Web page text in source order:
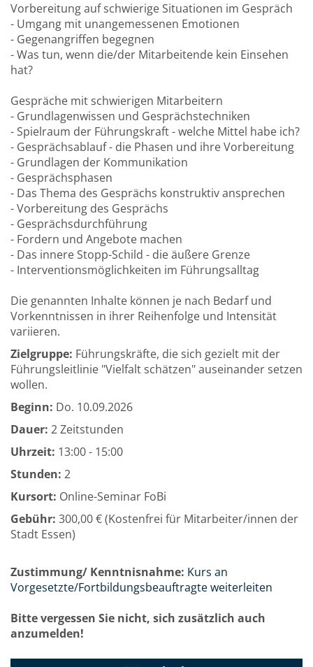
Vorbereitung auf schwierige Situationen im Gespräch
- Umgang mit unangemessenen Emotionen
- Gegenangriffen begegnen
- Was tun, wenn die/der Mitarbeitende kein Einsehen
hat?
Gespräche mit schwierigen Mitarbeitern
- Grundlagenwissen und Gesprächstechniken
- Spielraum der Führungskraft - welche Mittel habe ich?
- Gesprächsablauf - die Phasen und ihre Vorbereitung
- Grundlagen der Kommunikation
- Gesprächsphasen
- Das Thema des Gesprächs konstruktiv ansprechen
- Vorbereitung des Gesprächs
- Gesprächsdurchführung
- Fordern und Angebote machen
- Das innere Stopp-Schild - die äußere Grenze
- Interventionsmöglichkeiten im Führungsalltag
Die genannten Inhalte können je nach Bedarf und
Vorkenntnissen in ihrer Reihenfolge und Intensität
variieren.
Zielgruppe: Führungskräfte, die sich gezielt mit der
Führungsleitlinie "Vielfalt schätzen" auseinander setzen
wollen.
Beginn: Do. 10.09.2026
Dauer: 2 Zeitstunden
Uhrzeit: 13:00 - 15:00
Stunden: 2
Kursort: Online-Seminar FoBi
Gebühr: 300,00 € (Kostenfrei für Mitarbeiter/innen der
Stadt Essen)
Zustimmung/ Kenntnisnahme: Kurs an
Vorgesetzte/Fortbildungsbeauftragte weiterleiten
Bitte vergessen Sie nicht, sich zusätzlich auch
anzumelden!